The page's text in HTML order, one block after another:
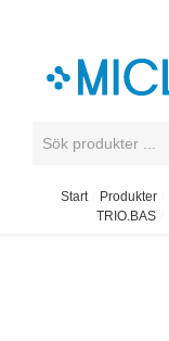
Start Produkter
TRIO.BAS